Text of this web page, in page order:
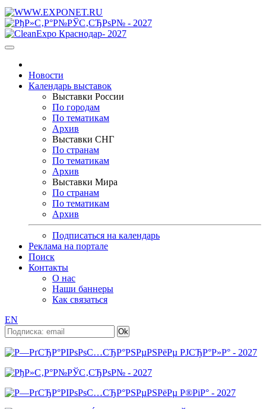
Новости
Календарь выставок
Выставки России
По городам
По тематикам
Архив
Выставки СНГ
По странам
По тематикам
Архив
Выставки Мира
По странам
По тематикам
Архив
Подписаться на календарь
Реклама на портале
Поиск
Контакты
О нас
Наши баннеры
Как связаться
EN